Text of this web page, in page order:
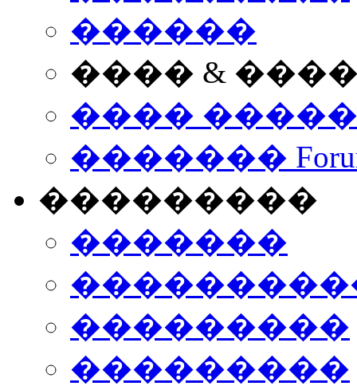
������
���� &
����
�������
���������
�������
���������
���������